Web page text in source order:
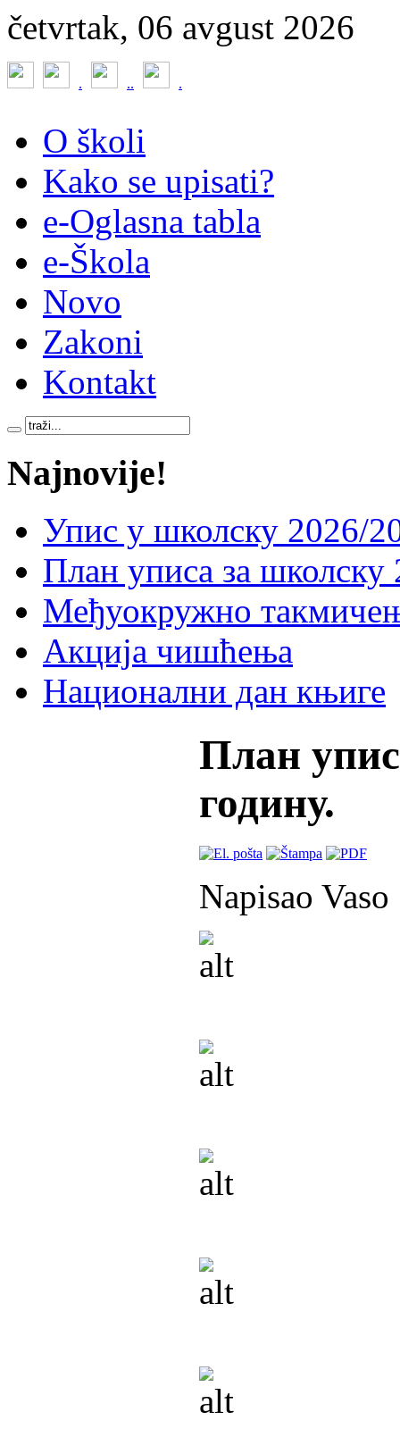
četvrtak, 06 avgust 2026
. .. .
O školi
Kako se upisati?
e-Oglasna tabla
e-Škola
Novo
Zakoni
Kontakt
Najnovije!
Упис у школску 2026/
План уписа за школску
Међуокружно
Акција чишћења
Национални дан књиге
План
годину.
Napisao Vaso